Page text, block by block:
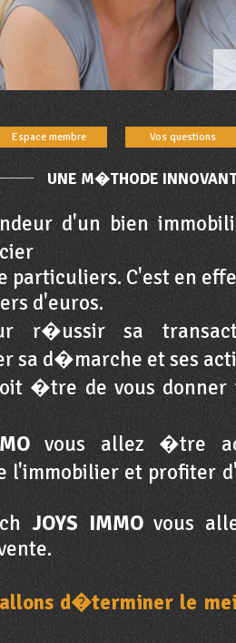
Espace membre Vos questions
UNE M�THODE
d'un bien
particuliers. C'est en
d'euros.
r�ussir sa
sa d�marche et ses
�tre de vous donner
vous allez �tre
l'immobilier et profiter
JOYS IMMOvous
allons d�terminer le